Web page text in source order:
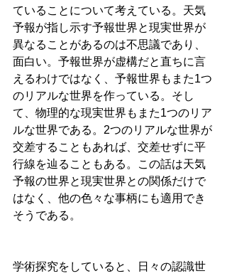
ていることについて考えている。天気
予報が指し示す予報世界と現実世界が
異なることがあるのは不思議であり、
面白い。予報世界が虚構だと直ちに言
えるわけではなく、予報世界もまた1つ
のリアルな世界を作っている。そし
て、物理的な現実世界もまた1つのリア
ルな世界である。2つのリアルな世界が
交差することもあれば、交差せずに平
行線を辿ることもある。この話は天気
予報の世界と現実世界との関係だけで
はなく、他の色々な事柄にも適用でき
そうである。
学術探究をしていると、日々の認識世